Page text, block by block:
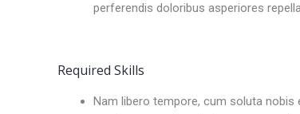
perferendis doloribus asperiores
Required Skills
Nam libero tempore, cum soluta